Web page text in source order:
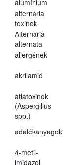
alumínium
alternária
toxinok
Alternaria
alternata
allergének
akrilamid
aflatoxinok
(Aspergillus
spp.)
adalékanyagok
4-metil-
imidazol